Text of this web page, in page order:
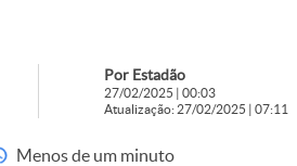
Por Estadão
27/02/2025 | 00:03
Atualização: 27/02/2025 | 07:11
Menos de um minuto